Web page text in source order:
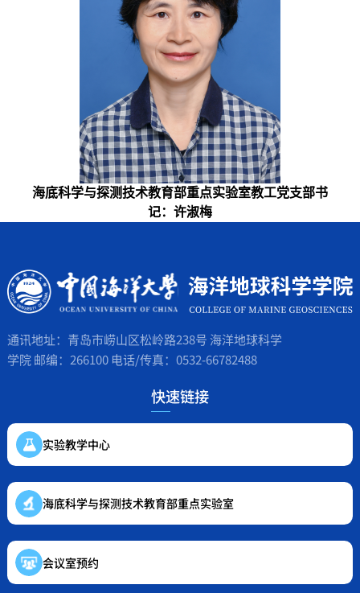
海底科学与探测技术教育部重点实验室教工党支部书
记：许淑梅
通讯地址：青岛市崂山区松岭路238号 海洋地球科学
学院 邮编：266100 电话/传真：0532-66782488
快速链接
实验教学中心
海底科学与探测技术教育部重点实验室
会议室预约